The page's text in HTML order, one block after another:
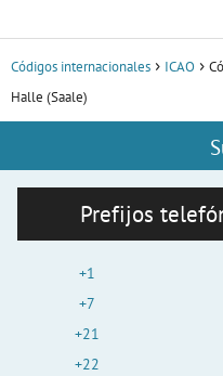
Códigos internacionales ICAO
Halle (Saale)
Prefijos
+1
+7
+21
+22